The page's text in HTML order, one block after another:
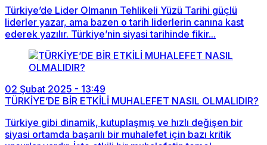
Türkiye’de Lider Olmanın Tehlikeli Yüzü Tarihi güçlü
liderler yazar, ama bazen o tarih liderlerin canına kast
ederek yazılır. Türkiye’nin siyasi tarihinde fikir...
02 Şubat 2025 - 13:49
TÜRKİYE’DE BİR ETKİLİ MUHALEFET NASIL OLMALIDIR?
Türkiye gibi dinamik, kutuplaşmış ve hızlı değişen bir
siyasi ortamda başarılı bir muhalefet için bazı kritik